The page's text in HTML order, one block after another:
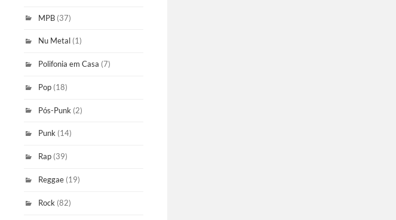
MPB (37)
Nu Metal (1)
Polifonia em Casa (7)
Pop (18)
Pós-Punk (2)
Punk (14)
Rap (39)
Reggae (19)
Rock (82)